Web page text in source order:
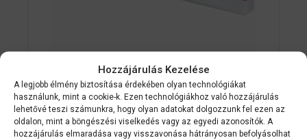
Hozzájárulás Kezelése
A legjobb élmény biztosítása érdekében olyan technológiákat
használunk, mint a cookie-k. Ezen technológiákhoz való hozzájárulás
lehetővé teszi számunkra, hogy olyan adatokat dolgozzunk fel ezen az
oldalon, mint a böngészési viselkedés vagy az egyedi azonosítók. A
hozzájárulás elmaradása vagy visszavonása hátrányosan befolyásolhat
Epson kellékanyag C33S020620
Epson SJIC26P(M): Ink cartridge for
ColorWorks C7500 (Magenta)